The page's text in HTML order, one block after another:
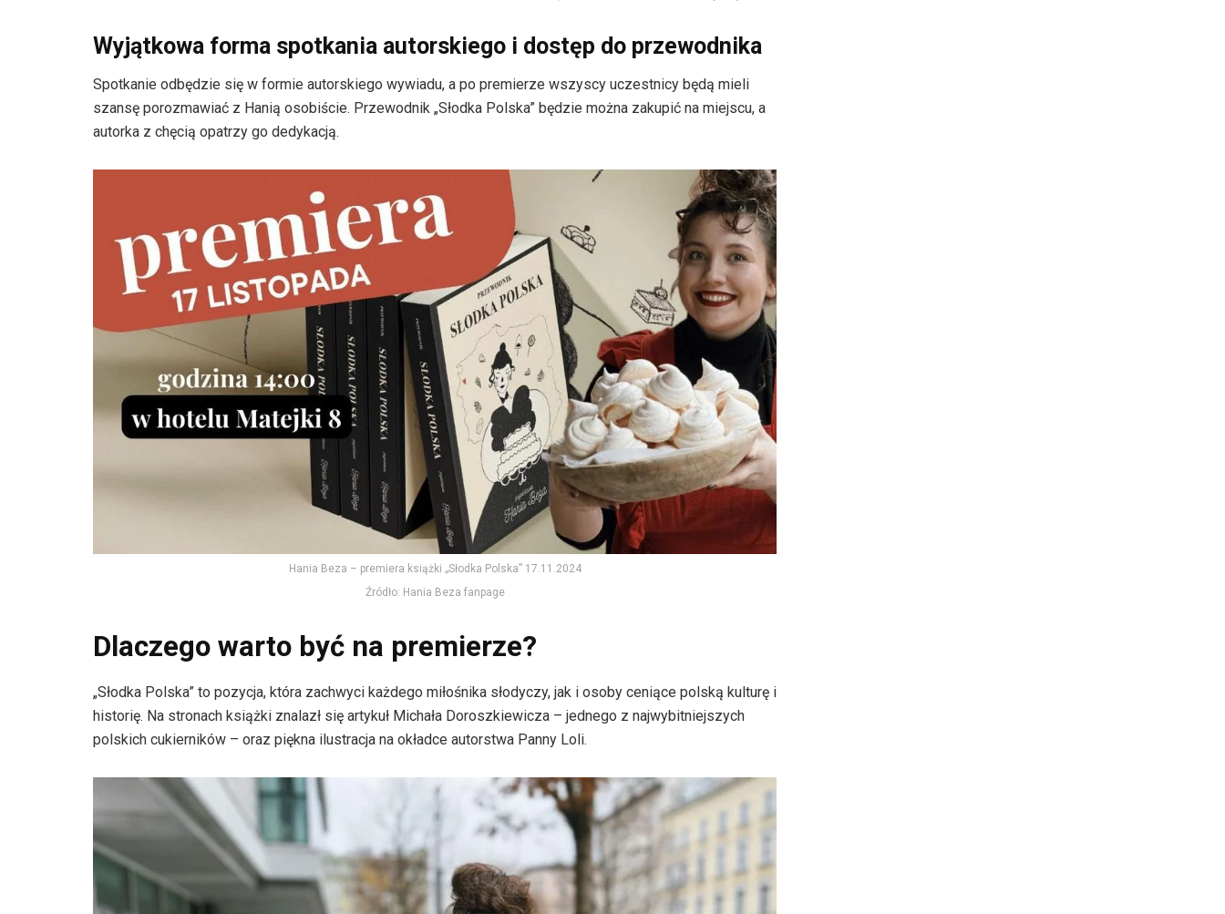
Wyjątkowa forma spotkania autorskiego i dostęp do przewodnika
Spotkanie odbędzie się w formie autorskiego wywiadu, a po premierze wszyscy uczestnicy będą mieli
szansę porozmawiać z Hanią osobiście. Przewodnik „Słodka Polska” będzie można zakupić na miejscu, a
autorka z chęcią opatrzy go dedykacją.
Hania Beza – premiera książki „Słodka Polska” 17.11.2024
Źródło: Hania Beza fanpage
Dlaczego warto być na premierze?
„Słodka Polska” to pozycja, która zachwyci każdego miłośnika słodyczy, jak i osoby ceniące polską kulturę i
historię. Na stronach książki znalazł się artykuł Michała Doroszkiewicza – jednego z najwybitniejszych
polskich cukierników – oraz piękna ilustracja na okładce autorstwa Panny Loli.